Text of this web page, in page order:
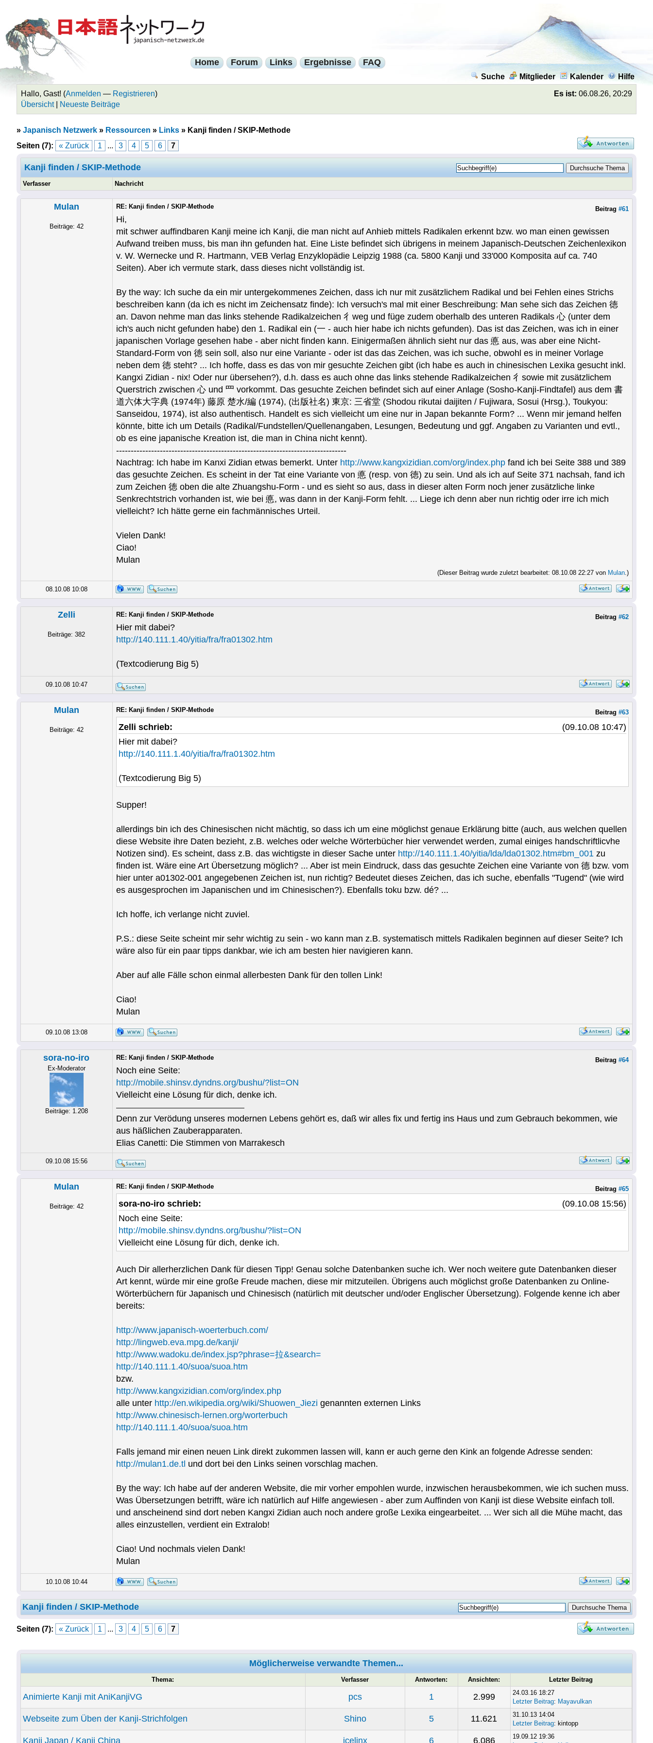
Home Forum Links Ergebnisse FAQ
Suche Mitglieder Kalender Hilfe
Es ist: 06.08.26, 20:29
Hallo, Gast! (Anmelden — Registrieren)
Übersicht| Neueste Beiträge
» Japanisch Netzwerk» Ressourcen » Links» Kanji finden / SKIP-Methode
Seiten (7):
« Zurück 1 ... 3 4 5 6 7
Kanji finden / SKIP-Methode
Verfasser Nachricht
Mulan
Beiträge: 42
Beitrag #61
RE: Kanji finden / SKIP-Methode
Hi,
mit schwer auffindbaren Kanji meine ich Kanji, die man nicht auf Anhieb mittels Radikalen erkennt bzw. wo man einen gewissen
Aufwand treiben muss, bis man ihn gefunden hat. Eine Liste befindet sich übrigens in meinem Japanisch-Deutschen Zeichenlexikon
v. W. Wernecke und R. Hartmann, VEB Verlag Enzyklopädie Leipzig 1988 (ca. 5800 Kanji und 33'000 Komposita auf ca. 740
Seiten). Aber ich vermute stark, dass dieses nicht vollständig ist.
By the way: Ich suche da ein mir untergekommenes Zeichen, dass ich nur mit zusätzlichem Radikal und bei Fehlen eines Strichs
beschreiben kann (da ich es nicht im Zeichensatz finde): Ich versuch's mal mit einer Beschreibung: Man sehe sich das Zeichen 徳
an. Davon nehme man das links stehende Radikalzeichen 彳weg und füge zudem oberhalb des unteren Radikals 心 (unter dem
ich's auch nicht gefunden habe) den 1. Radikal ein (一 - auch hier habe ich nichts gefunden). Das ist das Zeichen, was ich in einer
japanischen Vorlage gesehen habe - aber nicht finden kann. Einigermaßen ähnlich sieht nur das 悳 aus, was aber eine Nicht-
Standard-Form von 徳 sein soll, also nur eine Variante - oder ist das das Zeichen, was ich suche, obwohl es in meiner Vorlage
neben dem 徳 steht? ... Ich hoffe, dass es das von mir gesuchte Zeichen gibt (ich habe es auch in chinesischen Lexika gesucht inkl.
Kangxi Zidian - nix! Oder nur übersehen?), d.h. dass es auch ohne das links stehende Radikalzeichen 彳sowie mit zusätzlichem
Querstrich zwischen 心 und 罒 vorkommt. Das gesuchte Zeichen befindet sich auf einer Anlage (Sosho-Kanji-Findtafel) aus dem 書
道六体大字典 (1974年) 藤原 楚水/編 (1974), (出版社名) 東京: 三省堂 (Shodou rikutai daijiten / Fujiwara, Sosui (Hrsg.), Toukyou:
Sanseidou, 1974), ist also authentisch. Handelt es sich vielleicht um eine nur in Japan bekannte Form? ... Wenn mir jemand helfen
könnte, bitte ich um Details (Radikal/Fundstellen/Quellenangaben, Lesungen, Bedeutung und ggf. Angaben zu Varianten und evtl.,
ob es eine japanische Kreation ist, die man in China nicht kennt).
-------------------------------------------------------------------------------
Nachtrag: Ich habe im Kanxi Zidian etwas bemerkt. Unter http://www.kangxizidian.com/org/index.phpfand ich bei Seite 388 und 389
das gesuchte Zeichen. Es scheint in der Tat eine Variante von 悳 (resp. von 徳) zu sein. Und als ich auf Seite 371 nachsah, fand ich
zum Zeichen 徳 oben die alte Zhuangshu-Form - und es sieht so aus, dass in dieser alten Form noch jener zusätzliche linke
Senkrechtstrich vorhanden ist, wie bei 悳, was dann in der Kanji-Form fehlt. ... Liege ich denn aber nun richtig oder irre ich mich
vielleicht? Ich hätte gerne ein fachmännisches Urteil.
Vielen Dank!
Ciao!
Mulan
(Dieser Beitrag wurde zuletzt bearbeitet: 08.10.08 22:27 von Mulan.)
08.10.08 10:08
Zelli
Beiträge: 382
Beitrag #62
RE: Kanji finden / SKIP-Methode
Hier mit dabei?
http://140.111.1.40/yitia/fra/fra01302.htm
(Textcodierung Big 5)
09.10.08 10:47
Mulan
Beiträge: 42
Beitrag #63
RE: Kanji finden / SKIP-Methode
(09.10.08 10:47)
Zelli schrieb:
Hier mit dabei?
http://140.111.1.40/yitia/fra/fra01302.htm
(Textcodierung Big 5)
Supper!
allerdings bin ich des Chinesischen nicht mächtig, so dass ich um eine möglichst genaue Erklärung bitte (auch, aus welchen quellen
diese Website ihre Daten bezieht, z.B. welches oder welche Wörterbücher hier verwendet werden, zumal einiges handschriftlicvhe
Notizen sind). Es scheint, dass z.B. das wichtigste in dieser Sache unter http://140.111.1.40/yitia/lda/lda01302.htm#bm_001zu
finden ist. Wäre eine Art Übersetzung möglich? ... Aber ist mein Eindruck, dass das gesuchte Zeichen eine Variante von 德 bzw. vom
hier unter a01302-001 angegebenen Zeichen ist, nun richtig? Bedeutet dieses Zeichen, das ich suche, ebenfalls "Tugend" (wie wird
es ausgesprochen im Japanischen und im Chinesischen?). Ebenfalls toku bzw. dé? ...
Ich hoffe, ich verlange nicht zuviel.
P.S.: diese Seite scheint mir sehr wichtig zu sein - wo kann man z.B. systematisch mittels Radikalen beginnen auf dieser Seite? Ich
wäre also für ein paar tipps dankbar, wie ich am besten hier navigieren kann.
Aber auf alle Fälle schon einmal allerbesten Dank für den tollen Link!
Ciao!
Mulan
09.10.08 13:08
sora-no-iro
Ex-Moderator
Beiträge: 1.208
Beitrag #64
RE: Kanji finden / SKIP-Methode
Noch eine Seite:
http://mobile.shinsv.dyndns.org/bushu/?list=ON
Vielleicht eine Lösung für dich, denke ich.
Denn zur Verödung unseres modernen Lebens gehört es, daß wir alles fix und fertig ins Haus und zum Gebrauch bekommen, wie
aus häßlichen Zauberapparaten.
Elias Canetti: Die Stimmen von Marrakesch
09.10.08 15:56
Mulan
Beiträge: 42
Beitrag #65
RE: Kanji finden / SKIP-Methode
(09.10.08 15:56)
sora-no-iro schrieb:
Noch eine Seite:
http://mobile.shinsv.dyndns.org/bushu/?list=ON
Vielleicht eine Lösung für dich, denke ich.
Auch Dir allerherzlichen Dank für diesen Tipp! Genau solche Datenbanken suche ich. Wer noch weitere gute Datenbanken dieser
Art kennt, würde mir eine große Freude machen, diese mir mitzuteilen. Übrigens auch möglichst große Datenbanken zu Online-
Wörterbüchern für Japanisch und Chinesisch (natürlich mit deutscher und/oder Englischer Übersetzung). Folgende kenne ich aber
bereits:
http://www.japanisch-woerterbuch.com/
http://lingweb.eva.mpg.de/kanji/
http://www.wadoku.de/index.jsp?phrase=拉&search=
http://140.111.1.40/suoa/suoa.htm
bzw.
http://www.kangxizidian.com/org/index.php
alle unter http://en.wikipedia.org/wiki/Shuowen_Jiezi genannten externen Links
http://www.chinesisch-lernen.org/worterbuch
http://140.111.1.40/suoa/suoa.htm
Falls jemand mir einen neuen Link direkt zukommen lassen will, kann er auch gerne den Kink an folgende Adresse senden:
http://mulan1.de.tl und dort bei den Links seinen vorschlag machen.
By the way: Ich habe auf der anderen Website, die mir vorher empohlen wurde, inzwischen herausbekommen, wie ich suchen muss.
Was Übersetzungen betrifft, wäre ich natürlich auf Hilfe angewiesen - aber zum Auffinden von Kanji ist diese Website einfach toll.
und anscheinend sind dort neben Kangxi Zidian auch noch andere große Lexika eingearbeitet. ... Wer sich all die Mühe macht, das
alles einzustellen, verdient ein Extralob!
Ciao! Und nochmals vielen Dank!
Mulan
10.10.08 10:44
Kanji finden / SKIP-Methode
Seiten (7): « Zurück 1 ... 3 4 5 6 7
Möglicherweise verwandte Themen...
Thema: Verfasser Antworten: Ansichten: Letzter Beitrag
Animierte Kanji mit AniKanjiVG pcs 1 2.999
24.03.16 18:27
Letzter Beitrag: Mayavulkan
Webseite zum Üben der Kanji-Strichfolgen Shino 5 11.621
31.10.13 14:04
Letzter Beitrag: kintopp
Kanji Japan / Kanji China icelinx 6 6.086
19.09.12 19:36